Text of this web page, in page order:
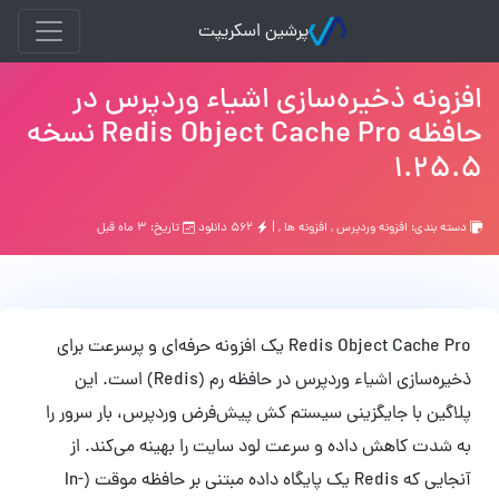
پرشین اسکریپت
افزونه ذخیره‌سازی اشیاء وردپرس در
حافظه Redis Object Cache Pro نسخه
1.25.5
دسته بندی: افزونه وردپرس, افزونه ها, | تاریخ: ۳ ماه قبل
Redis Object Cache Pro یک افزونه حرفه‌ای و پرسرعت برای
ذخیره‌سازی اشیاء وردپرس در حافظه رم (Redis) است. این
پلاگین با جایگزینی سیستم کش پیش‌فرض وردپرس، بار سرور را
به شدت کاهش داده و سرعت لود سایت را بهینه می‌کند. از
آنجایی که Redis یک پایگاه داده مبتنی بر حافظه موقت (In-